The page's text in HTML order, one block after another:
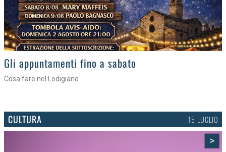
Gli eventi della settimana
Tra torte, cinema e musica live
CULTURA 15 LUGLIO
>